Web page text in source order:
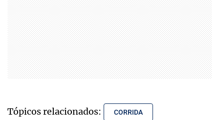
Tópicos relacionados: CORRIDA